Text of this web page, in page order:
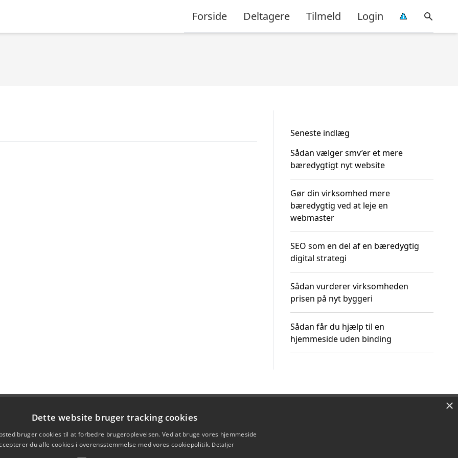
Forside Deltagere Tilmeld Login
Seneste indlæg
Sådan vælger smv’er et mere
bæredygtigt nyt website
Gør din virksomhed mere
bæredygtig ved at leje en
webmaster
SEO som en del af en bæredygtig
digital strategi
Sådan vurderer virksomheden
prisen på nyt byggeri
Sådan får du hjælp til en
hjemmeside uden binding
×
Dette website bruger tracking cookies
bruger cookies til at forbedre brugeroplevelsen. Ved at bruge vores hjemmeside
du alle cookies i overensstemmelse med vores cookiepolitik. Detaljer